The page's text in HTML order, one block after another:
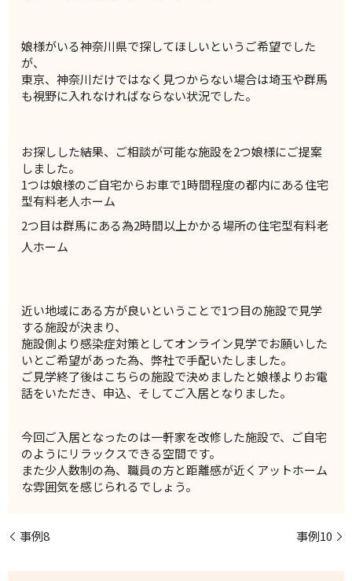
娘様がいる神奈川県で探してほしいというご希望でした
が、
東京、神奈川だけではなく見つからない場合は埼玉や群馬
も視野に入れなければならない状況でした。
お探しした結果、 ご相談が可能な施設を2つ娘様にご提案
しました。
1つは娘様のご自宅からお車で1時間程度の都内にある住宅
型有料老人ホーム
2つ目は群馬にある為2時間以上かかる場所の住宅型有料老
人ホーム
近い地域にある方が良いということで1つ目の施設で見学
する施設が決まり、
施設側より感染症対策としてオンライン見学でお願いした
いとご希望があった為、弊社で手配いたしました。
ご見学終了後はこちらの施設で決めましたと娘様よりお電
話をいただき、申込、そしてご入居となりました。
今回ご入居となったのは一軒家を改修した施設で、 ご自宅
のようにリラックスできる空間です。
また少人数制の為、職員の方と距離感が近くアットホーム
な雰囲気を感じられるでしょう。
事例8 事例10